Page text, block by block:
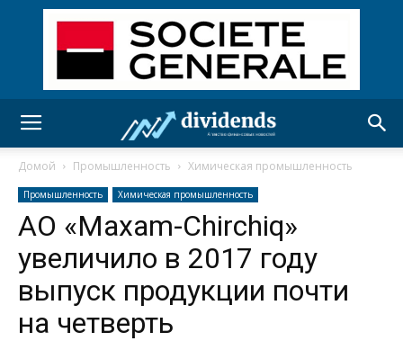
Домой Промышленность Химическая промышленность
Промышленность Химическая промышленность
АО «Maxam-Chirchiq»
увеличило в 2017 году
выпуск продукции почти
на четверть